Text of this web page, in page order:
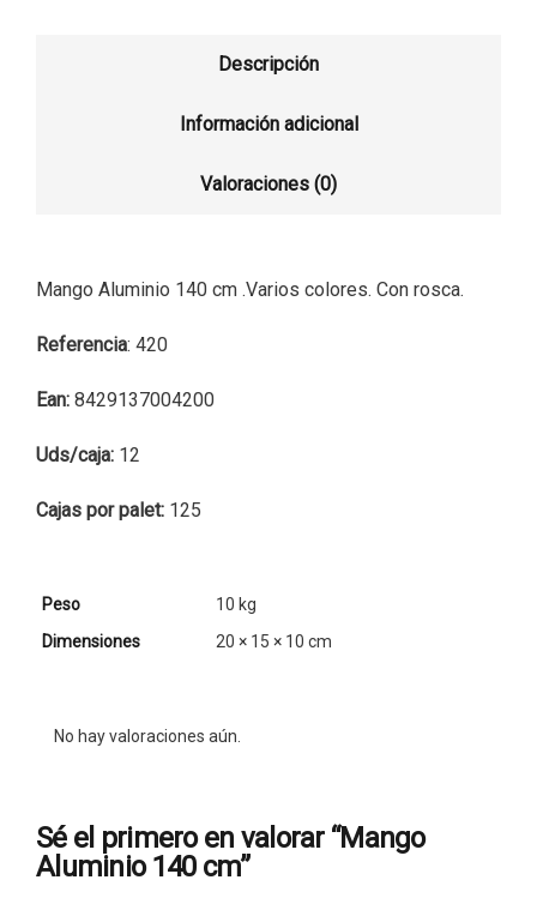
Descripción
Información adicional
Valoraciones (0)
Mango Aluminio 140 cm .Varios colores. Con rosca.
Referencia: 420
Ean: 8429137004200
Uds/caja: 12
Cajas por palet: 125
Peso
10 kg
Dimensiones
20 × 15 × 10 cm
No hay valoraciones aún.
Sé el primero en valorar “Mango
Aluminio 140 cm”